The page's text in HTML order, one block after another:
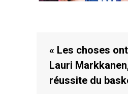
« Les choses
Lauri
réussite du